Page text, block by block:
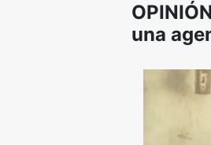
una